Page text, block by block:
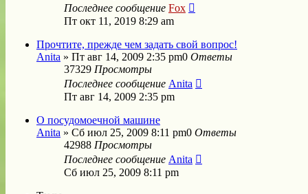
Последнее сообщение Fox
Пт окт 11, 2019 8:29 am
Прочтите, прежде чем задать свой вопрос!
Anita » Пт авг 14, 2009 2:35 pm0 Ответы
37329 Просмотры
Последнее сообщение Anita
Пт авг 14, 2009 2:35 pm
О посудомоечной машине
Anita » Сб июл 25, 2009 8:11 pm0 Ответы
42988 Просмотры
Последнее сообщение Anita
Сб июл 25, 2009 8:11 pm